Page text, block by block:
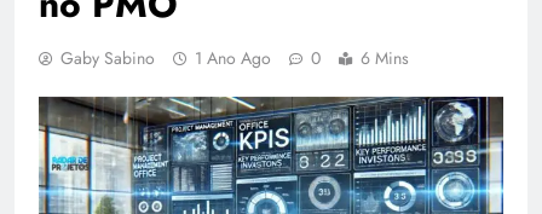
Gaby Sabino 1 Ano Ago 0 6 Mins